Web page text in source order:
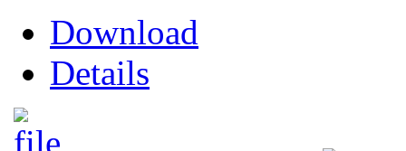
Download
Details